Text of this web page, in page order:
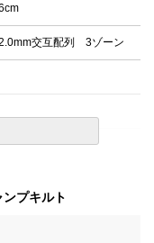
交互配列 3ゾーン
金額です。
へのお届けは別途送料が
た、発送予定も変更になる
プキルト